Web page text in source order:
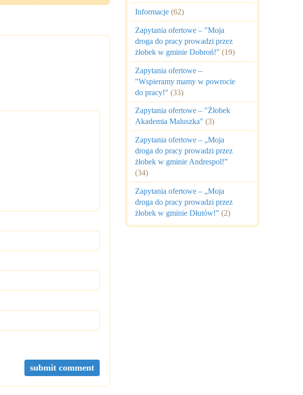
Informacje (62)
Zapytania ofertowe – "Moja
droga do pracy prowadzi przez
żłobek w gminie Dobroń!" (19)
Zapytania ofertowe –
"Wspieramy mamy w powrocie
do pracy!" (33)
Zapytania ofertowe – "Żłobek
Akademia Maluszka" (3)
Zapytania ofertowe – „Moja
droga do pracy prowadzi przez
żłobek w gminie Andrespol!”
(34)
Zapytania ofertowe – „Moja
droga do pracy prowadzi przez
żłobek w gminie Dłutów!” (2)